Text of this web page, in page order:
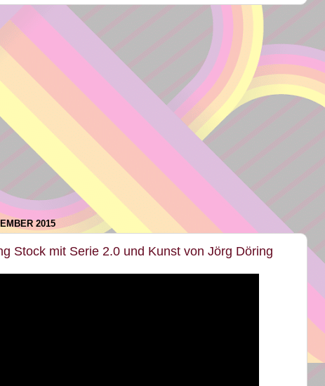
2015
Stock mit Serie 2.0 und Kunst von Jörg Döring